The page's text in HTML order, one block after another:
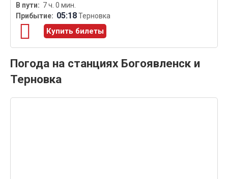
7 ч. 0 мин.
05:18Терновка
Купить билеты
Погода на станциях Богоявленск и
Терновка